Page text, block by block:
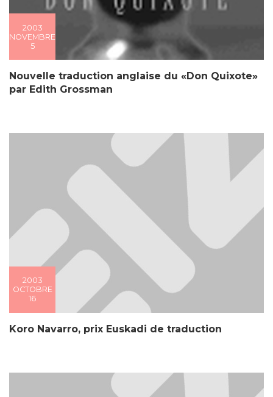
2003
NOVEMBRE
5
Nouvelle traduction anglaise du «Don Quixote»
par Edith Grossman
2003
OCTOBRE
16
Koro Navarro, prix Euskadi de traduction